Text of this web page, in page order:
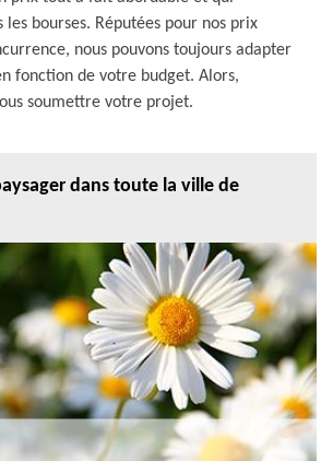
les bourses. Réputées pour nos prix
nous pouvons toujours adapter
fonction de votre budget. Alors,
soumettre votre projet.
dans toute la ville de